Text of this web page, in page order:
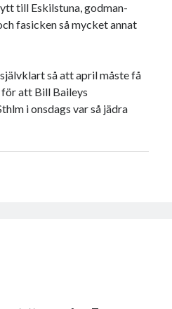
till Eskilstuna, godman-
fasicken så mycket annat
så att april måste få
att Bill Baileys
i onsdags var så jädra